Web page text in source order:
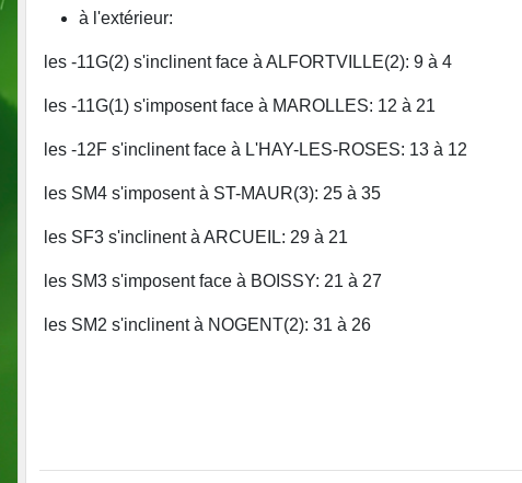
à l'extérieur:
les -11G(2) s'inclinent face à ALFORTVILLE(2): 9 à 4
les -11G(1) s'imposent face à MAROLLES: 12 à 21
les -12F s'inclinent face à L'HAY-LES-ROSES: 13 à 12
les SM4 s'imposent à ST-MAUR(3): 25 à 35
les SF3 s'inclinent à ARCUEIL: 29 à 21
les SM3 s'imposent face à BOISSY: 21 à 27
les SM2 s'inclinent à NOGENT(2): 31 à 26